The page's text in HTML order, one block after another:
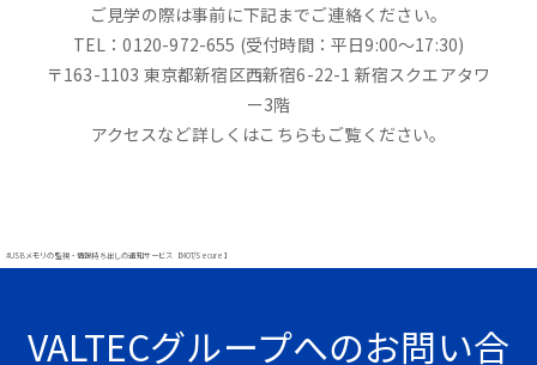
ご見学の際は事前に下記までご連絡ください。
TEL：0120-972-655 (受付時間：平日9:00～17:30)
〒163-1103 東京都新宿区西新宿6-22-1 新宿スクエアタワ
ー3階
アクセスなど詳しくはこちらもご覧ください。
#USBメモリの監視・情報持ち出しの通知サービス【MOT/Secure】
VALTECグループへのお問い合